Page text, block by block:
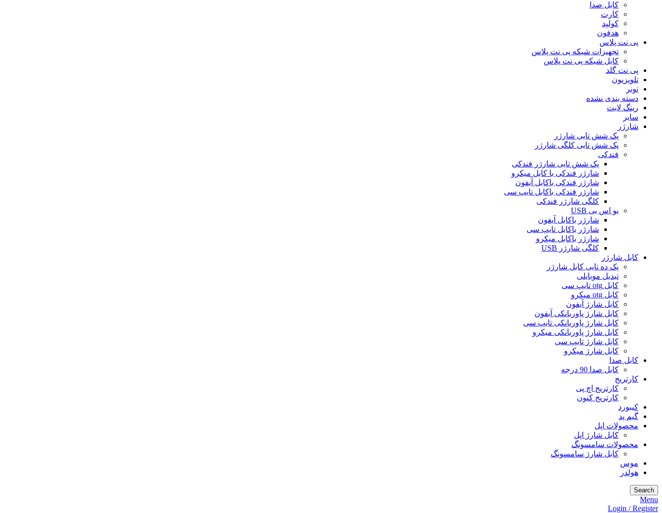
کابل صدا
کارت
کولپد
هدفون
پی نت پلاس
تجهیزات شبکه پی نت پلاس
کابل شبکه پی نت پلاس
پی نت گلد
تلویزیون
تونر
دسته بندی نشده
رینگ لایت
سایر
شارژر
پک شش تایی شارژر
پک شش تایی کلگی شارژر
فندکی
پک شش تایی شارژر فندکی
شارژر فندکی با کابل میکرو
شارژر فندکی باکابل آیفون
شارژر فندکی باکابل تایپ سی
کلگی شارژر فندکی
یو اس بی USB
شارژر باکابل آیفون
شارژر باکابل تایپ سی
شارژر باکابل میکرو
کلگی شارژر USB
کابل شارژر
پک ده تایی کابل شارژر
تبدیل موبایلی
کابل otg تایپ سی
کابل otg میکرو
کابل شارژ آیفون
کابل شارژ پاوربانکی آیفون
کابل شارژ پاوربانکی تایپ سی
کابل شارژ پاوربانکی میکرو
کابل شارژ تایپ سی
کابل شارژ میکرو
کابل صدا
کابل صدا 90 درجه
کارتریج
کارتریج اچ پی
کارتریج کنون
کیبورد
گیم پد
محصولات اپل
کابل شارژ اپل
محصولات سامسونگ
کابل شارژ سامسونگ
موس
هولدر
Search
Menu
Login / Register